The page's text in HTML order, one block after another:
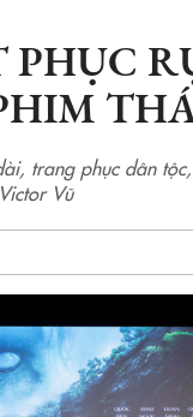
PHỤC
trang phục dân
Vũ